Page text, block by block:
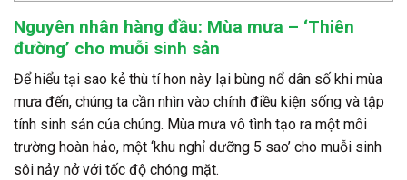
Nguyên nhân hàng đầu: Mùa mưa – ‘Thiên
đường’ cho muỗi sinh sản
Để hiểu tại sao kẻ thù tí hon này lại bùng nổ dân số khi mùa
mưa đến, chúng ta cần nhìn vào chính điều kiện sống và tập
tính sinh sản của chúng. Mùa mưa vô tình tạo ra một môi
trường hoàn hảo, một ‘khu nghỉ dưỡng 5 sao’ cho muỗi sinh
sôi nảy nở với tốc độ chóng mặt.